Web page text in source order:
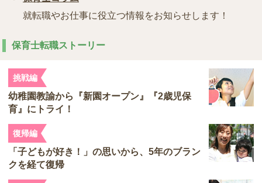
就転職やお仕事に役立つ情報をお知らせします！
保育士転職ストーリー
挑戦編
幼稚園教諭から『新園オープン』『2歳児保
育』にトライ！
復帰編
「子どもが好き！」の思いから、5年のブラン
クを経て復帰